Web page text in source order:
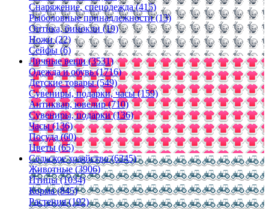
Снаряжение, спецодежда (415)
Рыболовные принадлежности (13)
Оптика, бинокли (19)
Ножи (22)
Сейфы (6)
Личные вещи (3531)
Одежда и обувь (1716)
Детские товары (549)
Сувениры, подарки, часы (159)
Антиквар, ювелир (710)
Сувениры, подарки (136)
Часы (136)
Посуда (60)
Цветы (65)
Сельское хозяйство (6345)
Животные (3906)
Птицы (1034)
Корма (845)
Растения (192)